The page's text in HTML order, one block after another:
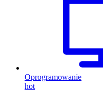
Oprogramowanie
hot